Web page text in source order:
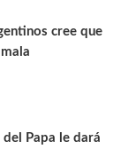
cree que
Papa le dará